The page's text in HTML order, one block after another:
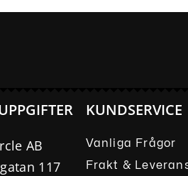
AB
117
KUNDSERVICE
Vanliga Frågor
Frakt &